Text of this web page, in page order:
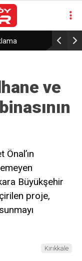
Çamlık
ve
Büyükşehir
proje,
Kırıkkale